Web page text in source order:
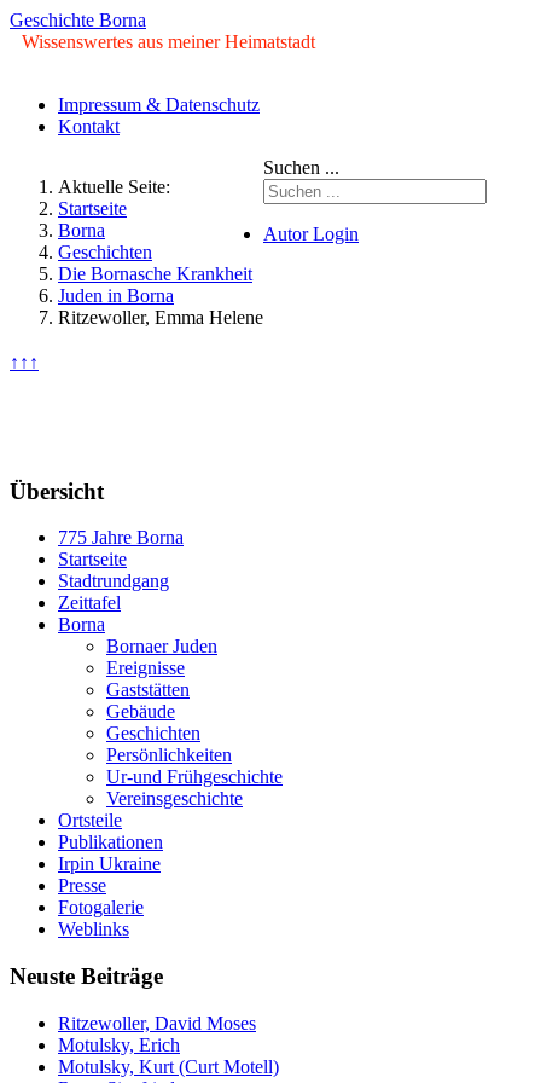
Geschichte Borna
Wissenswertes aus meiner Heimatstadt
Impressum & Datenschutz
Kontakt
Aktuelle Seite:
Startseite
Borna
Geschichten
Die Bornasche Krankheit
Juden in Borna
Ritzewoller, Emma Helene
Suchen ...
Autor Login
↑↑↑
Übersicht
775 Jahre Borna
Startseite
Stadtrundgang
Zeittafel
Borna
Bornaer Juden
Ereignisse
Gaststätten
Gebäude
Geschichten
Persönlichkeiten
Ur-und Frühgeschichte
Vereinsgeschichte
Ortsteile
Publikationen
Irpin Ukraine
Presse
Fotogalerie
Weblinks
Neuste Beiträge
Ritzewoller, David Moses
Motulsky, Erich
Motulsky, Kurt (Curt Motell)